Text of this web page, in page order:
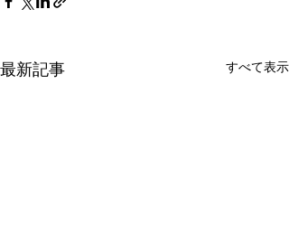
最新記事 すべて表示